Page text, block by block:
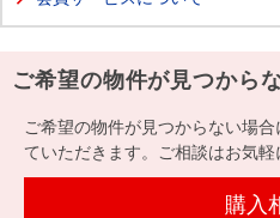
マン
ンを
探す
料
定
売却
案内（首
案内
つ
要
経営ビジ
ョン
組織図
沿革
本社地
図
情報
採用
提携企業にお勤めの方
ご希望の物件が見つから
ご希望の物件が見つからない場
ていただきます。ご相談はお気軽
購入